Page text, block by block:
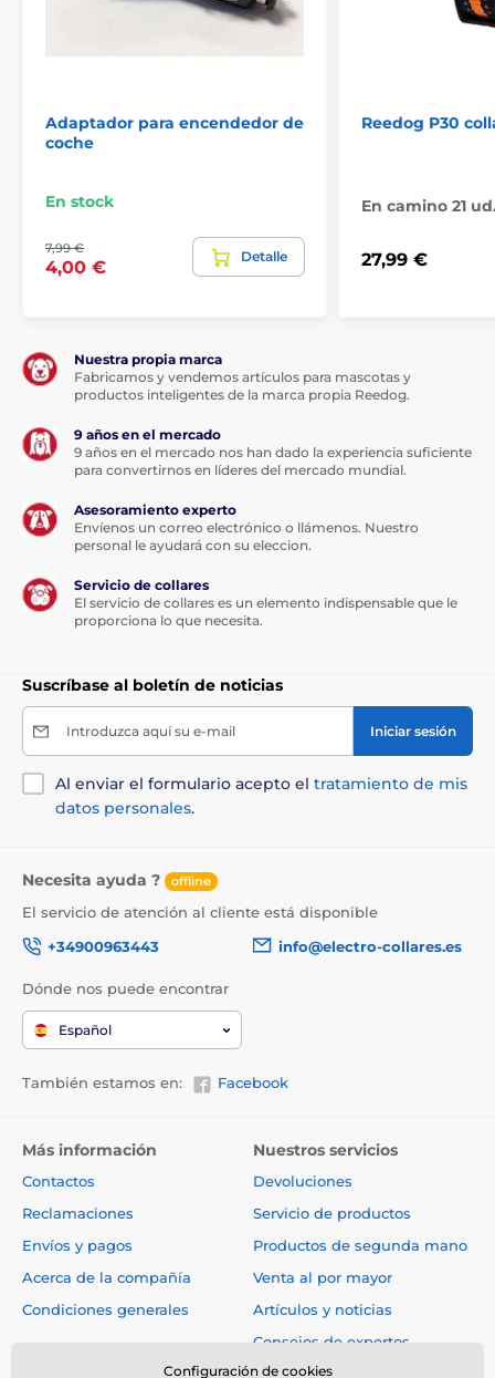
Adaptador para encendedor de
coche
En stock
7,99 €
4,00 €
Detalle
Reedog P30
En camino 21
27,99 €
Nuestra propia marca
Fabricamos y vendemos artículos para mascotas y
productos inteligentes de la marca propia Reedog.
9 años en el mercado
9 años en el mercado nos han dado la experiencia suficiente
para convertirnos en líderes del mercado mundial.
Asesoramiento experto
Envíenos un correo electrónico o llámenos. Nuestro
personal le ayudará con su eleccion.
Servicio de collares
El servicio de collares es un elemento indispensable que le
proporciona lo que necesita.
Suscríbase al boletín de noticias
Introduzca aquí su e-mail Iniciar sesión
Al enviar el formulario acepto el tratamiento de mis
datos personales.
Necesita ayuda ? offline
El servicio de atención al cliente está disponible
+34900963443
info@electro-collares.es
Dónde nos puede encontrar
Español
También estamos en: Facebook
Más información
Contactos
Reclamaciones
Envíos y pagos
Acerca de la compañía
Condiciones generales
Nuestros servicios
Devoluciones
Servicio de productos
Productos de segunda mano
Venta al por mayor
Artículos y noticias
Consejos de expertos
Configuración de cookies